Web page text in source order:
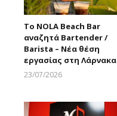
Το NOLA Beach Bar
αναζητά Bartender /
Barista – Νέα θέση
εργασίας στη Λάρνακα
23/07/2026